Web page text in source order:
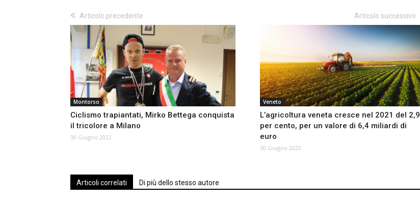
Articolo precedente
Montorso
Ciclismo trapiantati, Mirko Bettega conquista
il tricolore a Milano
30 Giugno 2022
Articolo successivo
Veneto
L’agricoltura veneta cresce nel 2021 del 2,9
per cento, per un valore di 6,4 miliardi di
euro
30 Giugno 2022
Articoli correlati Di più dello stesso autore